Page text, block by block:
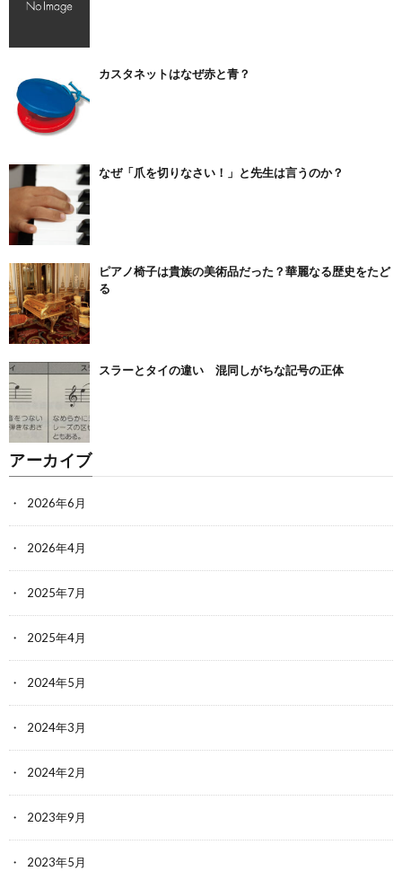
カスタネットはなぜ赤と青？
なぜ「爪を切りなさい！」と先生は言うのか？
ピアノ椅子は貴族の美術品だった？華麗なる歴史をたど
る
スラーとタイの違い 混同しがちな記号の正体
アーカイブ
2026年6月
2026年4月
2025年7月
2025年4月
2024年5月
2024年3月
2024年2月
2023年9月
2023年5月